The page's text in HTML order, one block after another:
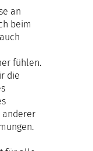
an
beim
fühlen.
die
anderer